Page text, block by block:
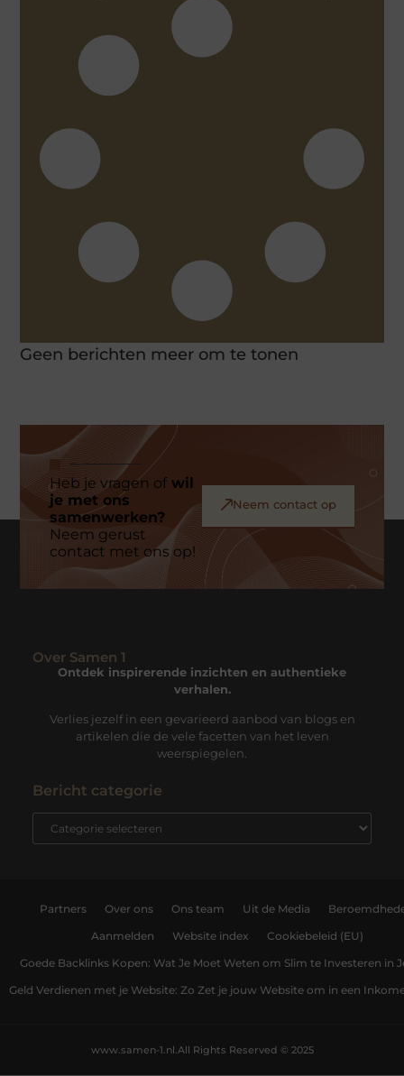
Geen berichten meer om te tonen
Heb je vragen ofwil
je met ons
samenwerken?
Neem gerust
contact met ons op!
Neem contact op
Over Samen 1
Ontdek inspirerende inzichten en authentieke
verhalen.
Verlies jezelf in een gevarieerd aanbod van blogs en
artikelen die de vele facetten van het leven
weerspiegelen.
Bericht categorie
Partners Over ons Ons team Uit de Media
Aanmelden Website index Cookiebeleid (EU)
Goede Backlinks Kopen: Wat Je Moet Weten om Slim te Investeren in
Geld Verdienen met je Website: Zo Zet je jouw Website om in een
All Rights Reserved © 2025
www.samen-1.nl.